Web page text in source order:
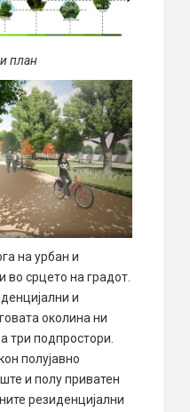
план
на урбан и
во срцето на градот.
и
околина ни
три подпростори.
полујавно
и полу приватен
резиденцијални